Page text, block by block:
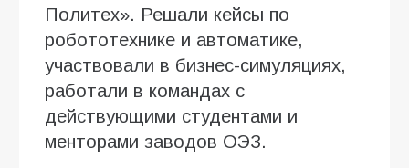
Политех». Решали кейсы по
робототехнике и автоматике,
участвовали в бизнес-симуляциях,
работали в командах с
действующими студентами и
менторами заводов ОЭЗ.